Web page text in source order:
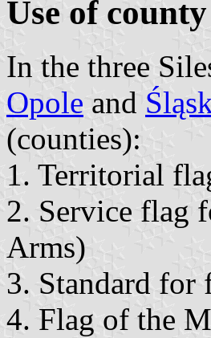
Use of
In the three
Opole and
(counties):
1. Territorial
2. Service flag
Arms)
3. Standard for
4. Flag of the